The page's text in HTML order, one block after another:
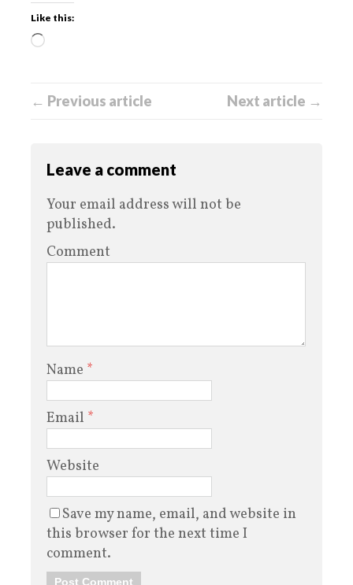
Like this:
← Previous article Next article →
Leave a comment
Your email address will not be
published.
Comment
Name *
Email *
Website
Save my name, email, and website in
this browser for the next time I
comment.